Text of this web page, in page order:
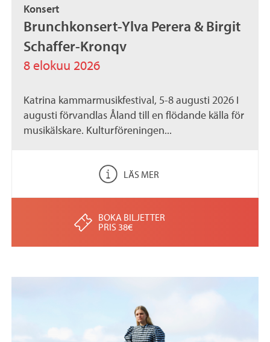
Konsert
Brunchkonsert-Ylva Perera & Birgit
Schaffer-Kronqv
8 elokuu 2026
Katrina kammarmusikfestival, 5-8 augusti 2026 I
augusti förvandlas Åland till en flödande källa för
musikälskare. Kulturföreningen...
LÄS MER
BOKA BILJETTER
PRIS 38€